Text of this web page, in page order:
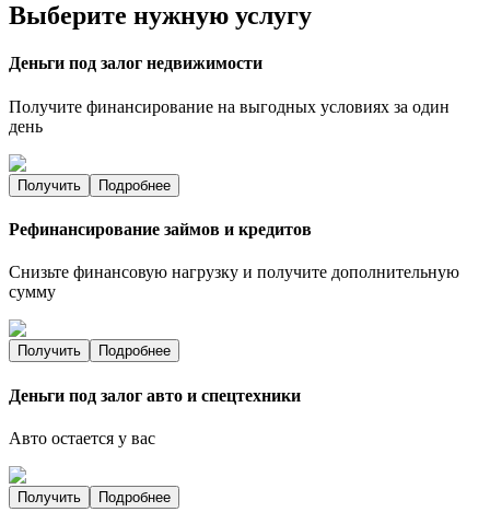
Выберите нужную услугу
Деньги под залог недвижимости
Получите финансирование на выгодных условиях за один
день
Получить Подробнее
Рефинансирование займов и кредитов
Снизьте финансовую нагрузку и получите дополнительную
сумму
Получить Подробнее
Деньги под залог авто и спецтехники
Авто остается у вас
Получить Подробнее